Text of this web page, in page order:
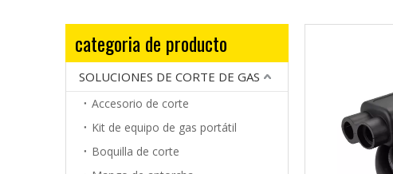
categoria de producto
SOLUCIONES DE CORTE DE GAS
Accesorio de corte
Kit de equipo de gas portátil
Boquilla de corte